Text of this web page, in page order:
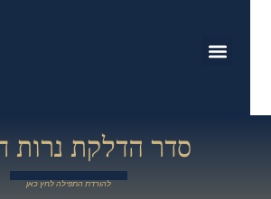
סדר הדלקת נרות
להורדת התפילה לחץ כאן